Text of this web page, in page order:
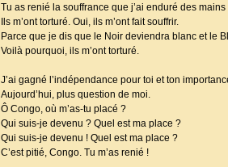
Tu as renié la souffrance que j’ai enduré des
Ils m’ont torturé. Oui, ils m’ont fait souffrir.
Parce que je dis que le Noir deviendra blanc et le
Voilà pourquoi, ils m’ont torturé.
J’ai gagné l’indépendance pour toi et ton
Aujourd’hui, plus question de moi.
Ô Congo, où m’as-tu placé ?
Qui suis-je devenu ? Quel est ma place ?
Qui suis-je devenu ! Quel est ma place ?
C’est pitié, Congo. Tu m’as renié !